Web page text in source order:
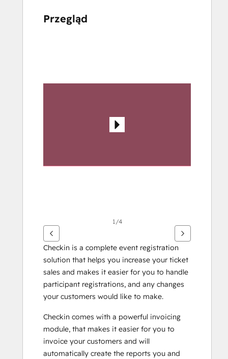
Przegląd
1/4
Checkin is a complete event registration
solution that helps you increase your ticket
sales and makes it easier for you to handle
participant registrations, and any changes
your customers would like to make.
Checkin comes with a powerful invoicing
module, that makes it easier for you to
invoice your customers and will
automatically create the reports you and